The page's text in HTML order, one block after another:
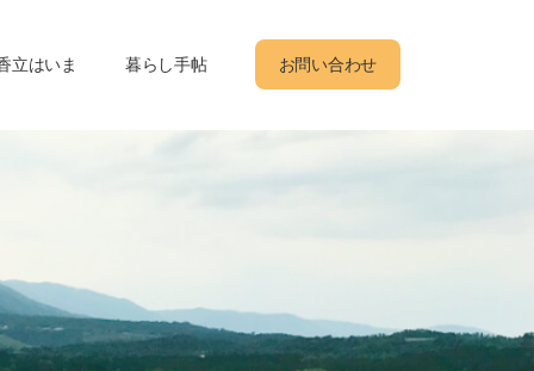
立はいま 暮らし手帖 お問い合わせ